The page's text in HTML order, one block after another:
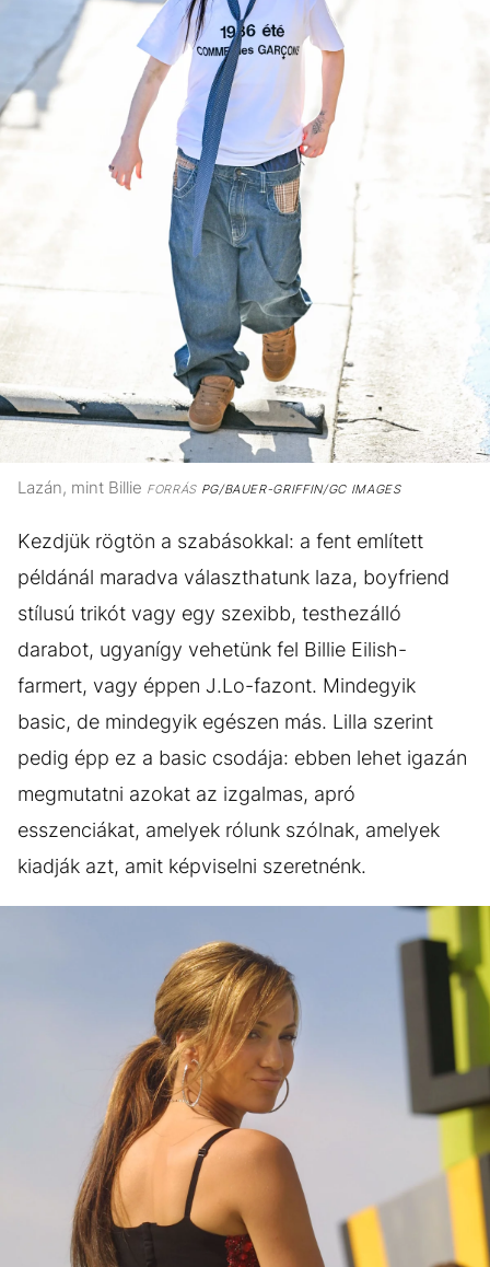
Lazán, mint Billie FORRÁSPG/BAUER-GRIFFIN/GC IMAGES
Kezdjük rögtön a szabásokkal: a fent említett
példánál maradva választhatunk laza, boyfriend
stílusú trikót vagy egy szexibb, testhezálló
darabot, ugyanígy vehetünk fel Billie Eilish-
farmert, vagy éppen J.Lo-fazont. Mindegyik
basic, de mindegyik egészen más. Lilla szerint
pedig épp ez a basic csodája: ebben lehet igazán
megmutatni azokat az izgalmas, apró
esszenciákat, amelyek rólunk szólnak, amelyek
kiadják azt, amit képviselni szeretnénk.